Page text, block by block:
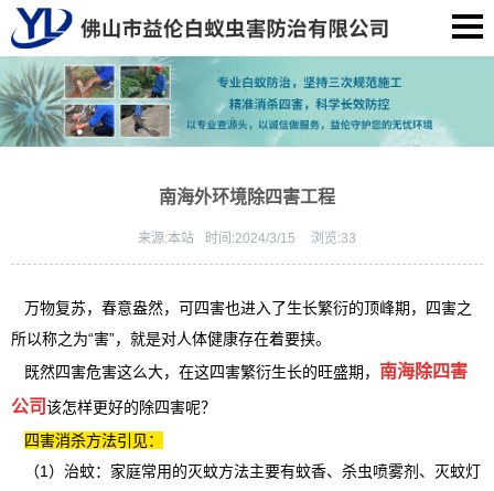
南海外环境除四害工程
来源:本站 时间:2024/3/15 浏览:33
万物复苏，春意盎然，可四害也进入了生长繁衍的顶峰期，四害之
所以称之为“害”，就是对人体健康存在着要挟。
既然四害危害这么大，在这四害繁衍生长的旺盛期， 南海除四害
公司该怎样更好的除四害呢？
四害消杀方法引见：
（1）治蚊：家庭常用的灭蚊方法主要有蚊香、杀虫喷雾剂、灭蚊灯